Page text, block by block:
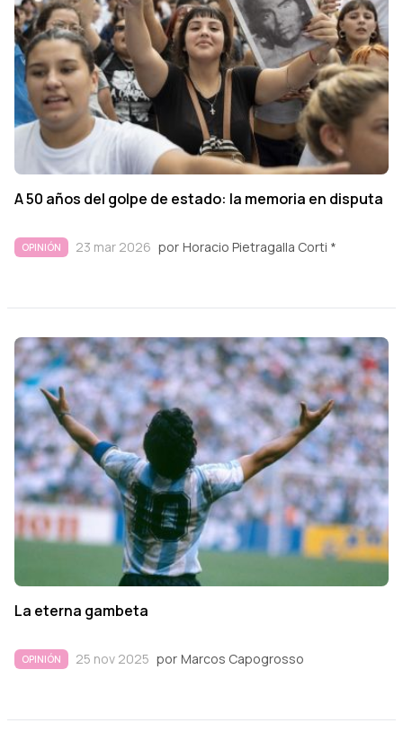
A 50 años del golpe de estado: la memoria en disputa
OPINIÓN 23 mar 2026 por Horacio Pietragalla Corti *
La eterna gambeta
OPINIÓN 25 nov 2025 por Marcos Capogrosso